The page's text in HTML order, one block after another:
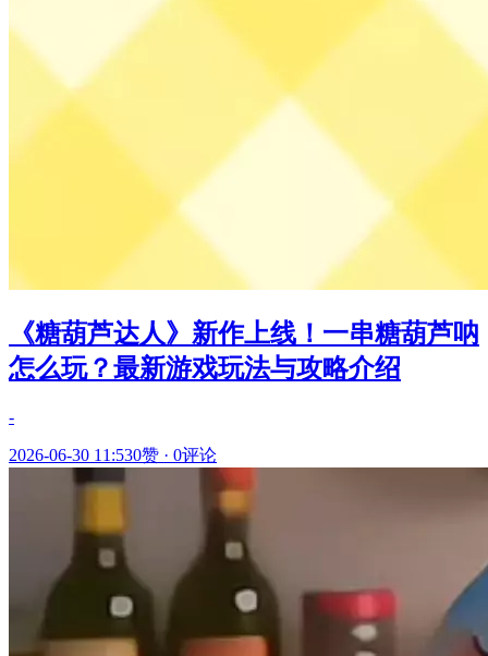
《糖葫芦达人》新作上线！一串糖葫芦呐
怎么玩？最新游戏玩法与攻略介绍
-
2026-06-30 11:530赞 · 0评论